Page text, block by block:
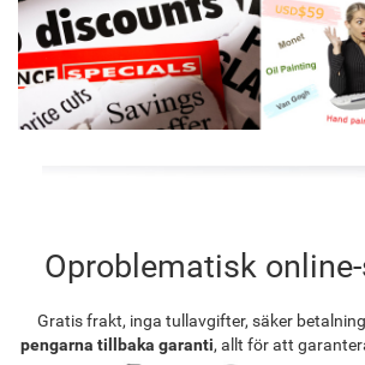
Oproblematisk
Gratis frakt, inga tullavgifter, säker
pengarna tillbaka garanti, allt för att